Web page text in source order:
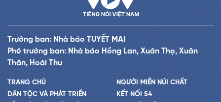
Trưởng ban: Nhà báo TUYẾT MAI
Phó trưởng ban: Nhà báo Hồng Lan, Xuân Thọ, Xuân
Thân, Hoài Thu
TRANG CHỦ
DÂN TỘC VÀ PHÁT TRIỂN
NGƯỜI MIỀN NÚI CHẤT
KẾT NỐI 54